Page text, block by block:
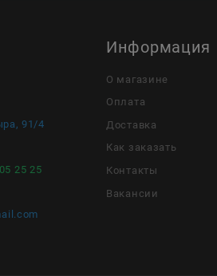
91/4
25 25
Информация
О магазине
Оплата
Доставка
Как заказать
Контакты
Вакансии